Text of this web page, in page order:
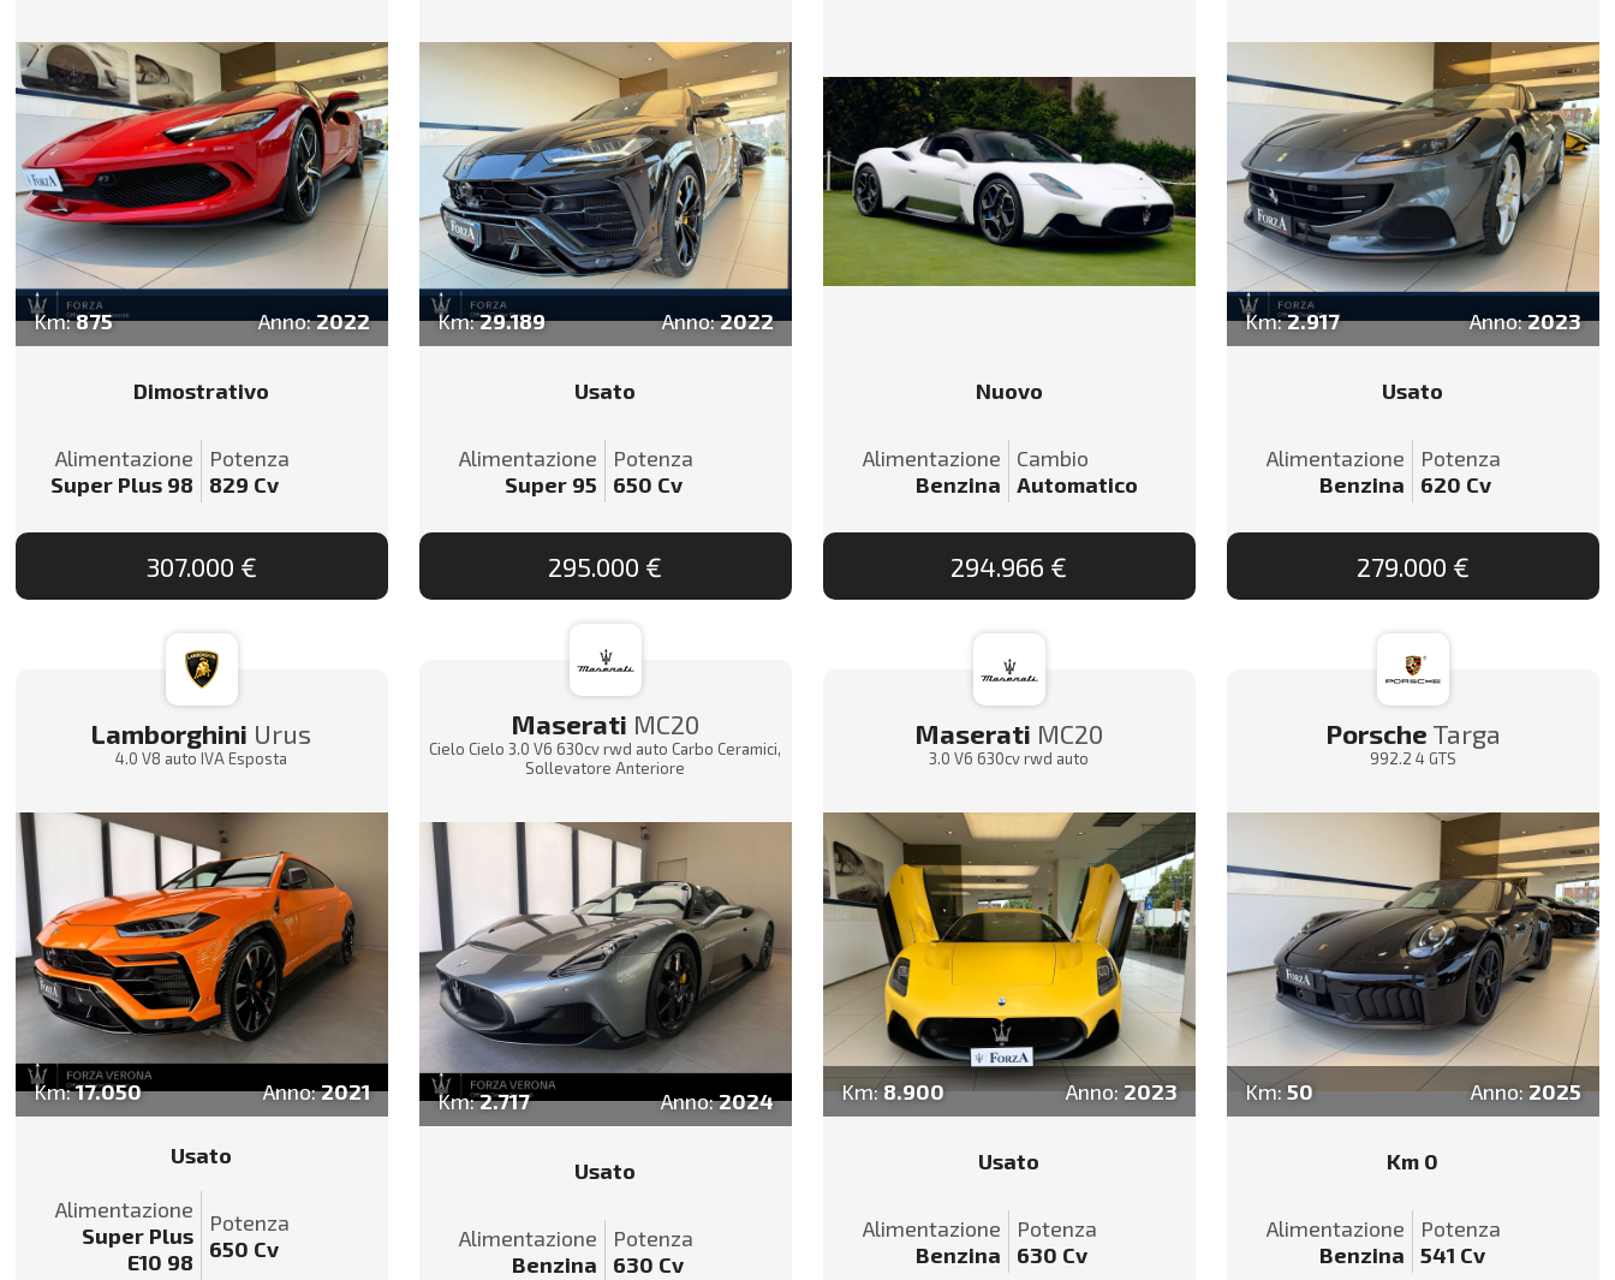
Km:875 Anno:2022
Dimostrativo
Alimentazione
Super Plus 98
Potenza
829 Cv
307.000 €
Km:29.189 Anno:2022
Usato
Alimentazione
Super 95
Potenza
650 Cv
295.000 €
Nuovo
Alimentazione
Benzina
Cambio
Automatico
294.966 €
Km:2.917 Anno:2023
Usato
Alimentazione
Benzina
Potenza
620 Cv
279.000 €
Lamborghini Urus
4.0 V8 auto IVA Esposta
Km:17.050 Anno:2021
Usato
Alimentazione
Super Plus
E10 98
Potenza
650 Cv
Maserati MC20
Cielo Cielo 3.0 V6 630cv rwd auto Carbo Ceramici,
Sollevatore Anteriore
Km:2.717 Anno:2024
Usato
Alimentazione
Benzina
Potenza
630 Cv
Maserati MC20
3.0 V6 630cv rwd auto
Km:8.900 Anno:2023
Usato
Alimentazione
Benzina
Potenza
630 Cv
Porsche Targa
992.2 4 GTS
Km:50 Anno:2025
Km 0
Alimentazione
Benzina
Potenza
541 Cv